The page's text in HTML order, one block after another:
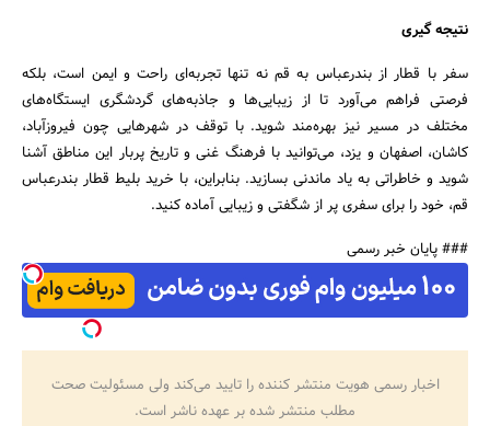
نتیجه گیری
سفر با قطار از بندرعباس به قم نه تنها تجربه‌ای راحت و ایمن است، بلکه
فرصتی فراهم می‌آورد تا از زیبایی‌ها و جاذبه‌های گردشگری ایستگاه‌های
مختلف در مسیر نیز بهره‌مند شوید. با توقف در شهرهایی چون فیروزآباد،
کاشان، اصفهان و یزد، می‌توانید با فرهنگ غنی و تاریخ پربار این مناطق آشنا
شوید و خاطراتی به یاد ماندنی بسازید. بنابراین، با خرید بلیط قطار بندرعباس
قم، خود را برای سفری پر از شگفتی و زیبایی آماده کنید.
### پایان خبر رسمی
اخبار رسمی هویت منتشر کننده را تایید می‌کند ولی مسئولیت صحت
مطلب منتشر شده بر عهده ناشر است.